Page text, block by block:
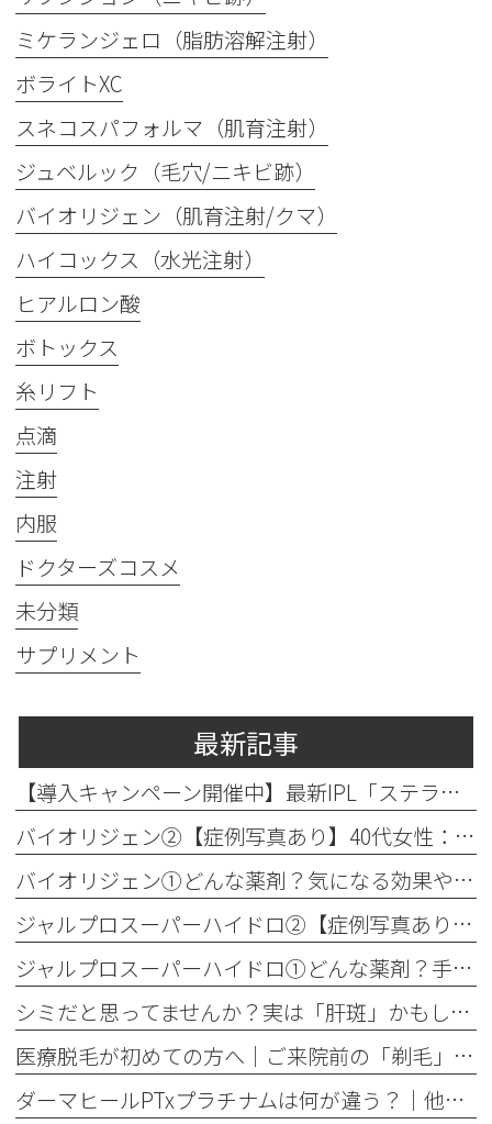
ミケランジェロ（脂肪溶解注射）
ボライトXC
スネコスパフォルマ（肌育注射）
ジュベルック（毛穴/ニキビ跡）
バイオリジェン（肌育注射/クマ）
ハイコックス（水光注射）
ヒアルロン酸
ボトックス
糸リフト
点滴
注射
内服
ドクターズコスメ
未分類
サプリメント
最新記事
【導入キャンペーン開催中】最新IPL「ステラM22」で透明感のある素肌へ
バイオリジェン②【症例写真あり】40代女性：目元の小じわ改善
バイオリジェン①どんな薬剤？気になる効果やダウンタイムについて解説
ジャルプロスーパーハイドロ②【症例写真あり】50代女性：ほうれい線・口横たるみ改善【手打ち注射】
ジャルプロスーパーハイドロ①どんな薬剤？手打ちとハイコックスの違いも解説
シミだと思ってませんか？実は「肝斑」かもしれません
医療脱毛が初めての方へ│ご来院前の「剃毛」がとても大切な理由
ダーマヒールPTxプラチナムは何が違う？│他の肌育製剤との違いを解説